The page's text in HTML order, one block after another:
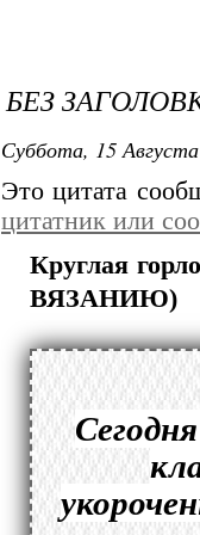
БЕЗ
Суббота, 15
Это цитата
цитатник или
Круглая
ВЯЗАНИЮ)